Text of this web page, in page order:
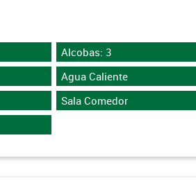
Alcobas: 3
Agua Caliente
Sala Comedor